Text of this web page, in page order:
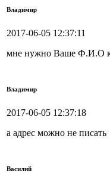
Владимир
2017-06-05 12:37:11
мне нужно Ваше Ф.И.О
Владимир
2017-06-05 12:37:18
а адрес можно не писать
Василий